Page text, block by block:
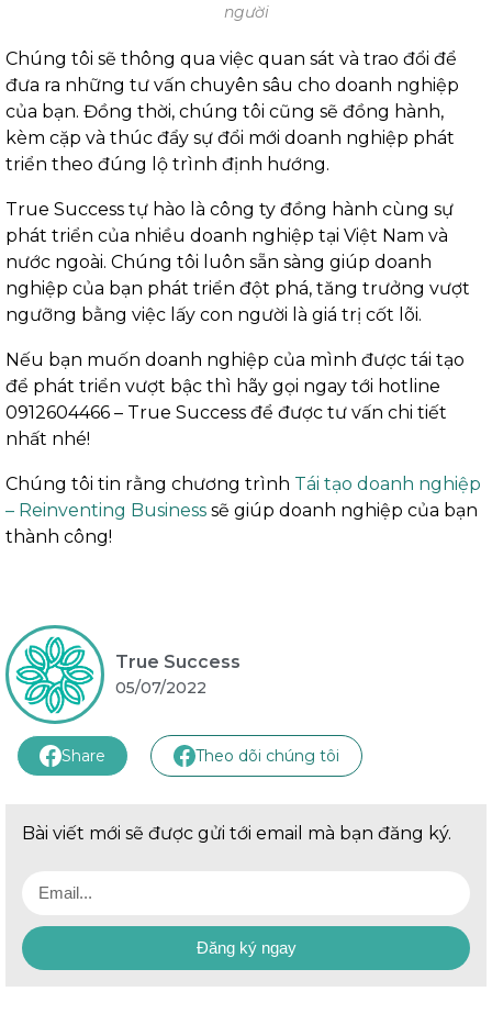
người
Chúng tôi sẽ thông qua việc quan sát và trao đổi để
đưa ra những tư vấn chuyên sâu cho doanh nghiệp
của bạn. Đồng thời, chúng tôi cũng sẽ đồng hành,
kèm cặp và thúc đẩy sự đổi mới doanh nghiệp phát
triển theo đúng lộ trình định hướng.
True Success tự hào là công ty đồng hành cùng sự
phát triển của nhiều doanh nghiệp tại Việt Nam và
nước ngoài. Chúng tôi luôn sẵn sàng giúp doanh
nghiệp của bạn phát triển đột phá, tăng trưởng vượt
ngưỡng bằng việc lấy con người là giá trị cốt lõi.
Nếu bạn muốn doanh nghiệp của mình được tái tạo
để phát triển vượt bậc thì hãy gọi ngay tới hotline
0912604466 – True Success để được tư vấn chi tiết
nhất nhé!
Chúng tôi tin rằng chương trình Tái tạo doanh nghiệp
– Reinventing Business sẽ giúp doanh nghiệp của bạn
thành công!
True Success
05/07/2022
Share Theo dõi chúng tôi
Bài viết mới sẽ được gửi tới email mà bạn đăng ký.
Đăng ký ngay